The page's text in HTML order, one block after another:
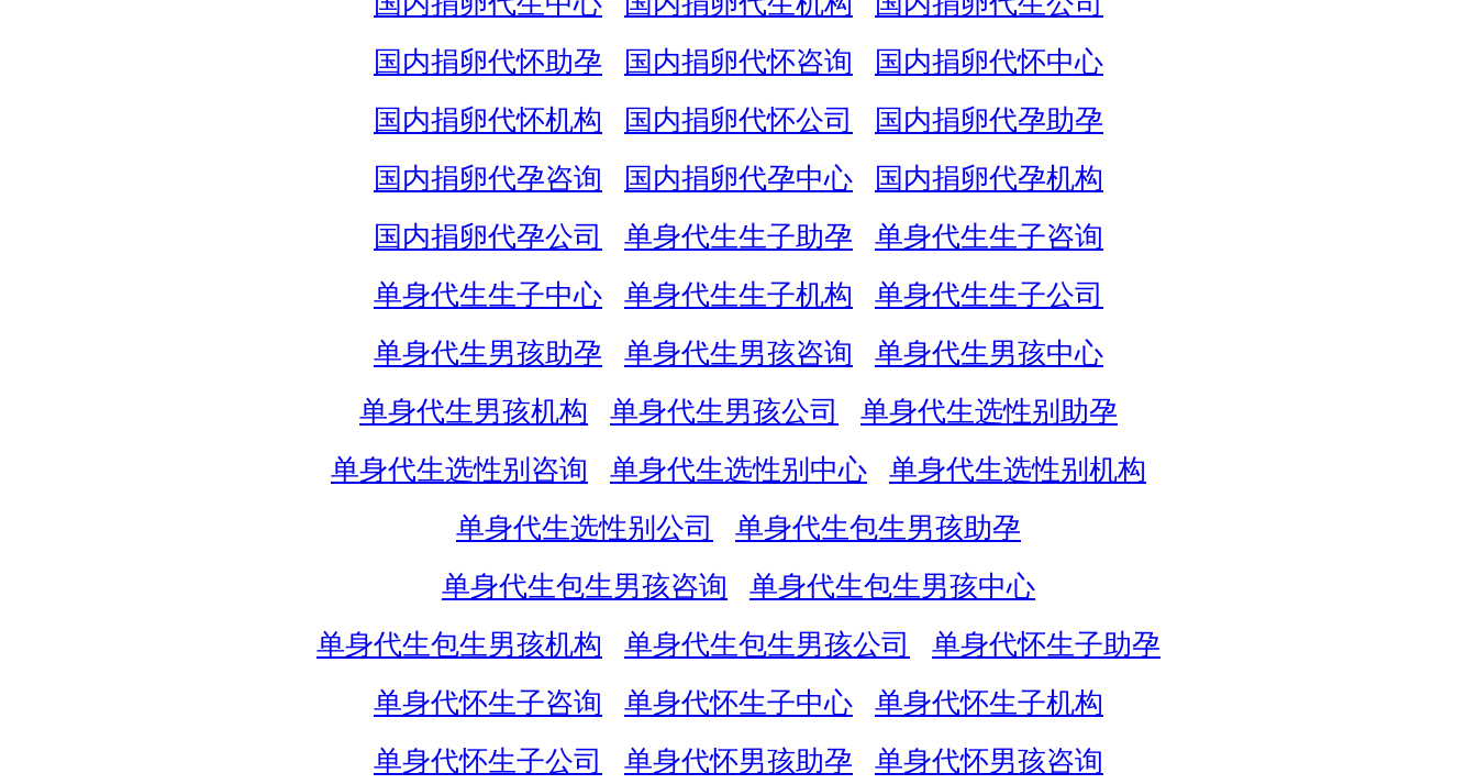
国内捐卵代怀助孕
国内捐卵代怀咨询
国内捐卵代怀中心
国内捐卵代怀机构
国内捐卵代怀公司
国内捐卵代孕助孕
国内捐卵代孕咨询
国内捐卵代孕中心
国内捐卵代孕机构
国内捐卵代孕公司
单身代生生子助孕
单身代生生子咨询
单身代生生子中心
单身代生生子机构
单身代生生子公司
单身代生男孩助孕
单身代生男孩咨询
单身代生男孩中心
单身代生男孩机构
单身代生男孩公司
单身代生选性别助孕
单身代生选性别咨询
单身代生选性别中心
单身代生选性别机构
单身代生选性别公司
单身代生包生男孩助孕
单身代生包生男孩咨询
单身代生包生男孩中心
单身代生包生男孩机构
单身代生包生男孩公司
单身代怀生子助孕
单身代怀生子咨询
单身代怀生子中心
单身代怀生子机构
单身代怀生子公司
单身代怀男孩助孕 单身代怀男孩咨询